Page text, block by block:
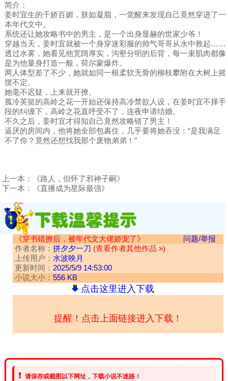
简介：
姜时宜生的千娇百媚，肤如凝脂，一觉醒来发现自己竟然穿进了一
本年代文中。
系统还让她攻略书中的男主，是一个出身显赫的世家少爷！
穿越当天，姜时宜就被一个身穿迷彩服的帅气哥哥从水中救起……
透过水雾，她看见他宽阔厚实，沟壑分明的后背，每一束肌肉都像
是为他量身打造一般，荷尔蒙爆炸。
两人体型差了不少，她就如同一根柔软无骨的柳枝攀附在大树上摇
摆不定。
她毫不迟疑，上来就开撩。
孤冷英挺的高岭之花一开始还保持高冷禁欲人设，在姜时宜不择手
段的纠缠下，高岭之花直呼受不了，连夜申请结婚。
不久之后，姜时宜才得知自己竟然攻略错了男主！
逼厌的房间内，他将她全部包裹住，几乎要将她吞没：“是我满足
不了你？竟然还想找我那个废物弟弟！”
上一本：
《路人，但怀了邪神子嗣》
下一本：
《直播成为星际最强》
《穿书错撩后，被年代文大佬娇宠了》
问题/举报
作者名称： 拼夕夕一刀 (查看作者其他作品 »)
上传用户： 水波映月
更新时间： 2025/5/9 14:53:00
小说大小： 556 KB
点击这里进入下载
提醒！点击上面链接进入下载！
❗ 请保存或截图以下网址，下载小说不迷路！